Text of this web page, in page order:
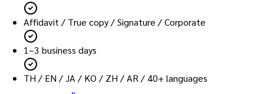
Affidavit / True copy / Signature / Corporate
1–3 business days
TH / EN / JA / KO / ZH / AR / 40+ languages